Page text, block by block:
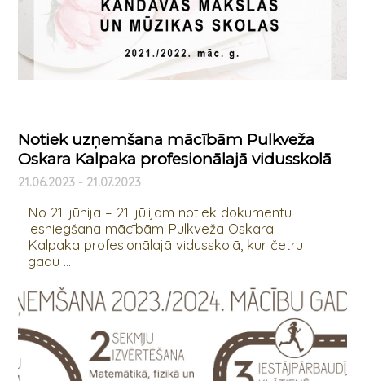
Notiek uzņemšana mācībām Pulkveža
Oskara Kalpaka profesionālajā vidusskolā
21.06.2023 - 21.07.2023
No 21. jūnija – 21. jūlijam notiek dokumentu
iesniegšana mācībām Pulkveža Oskara
Kalpaka profesionālajā vidusskolā, kur četru
gadu ...